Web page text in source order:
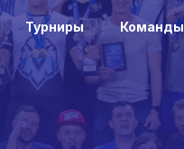
Турниры Команды